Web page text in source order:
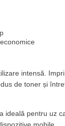
intensă.
de toner și
ideală pentru uz